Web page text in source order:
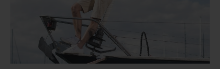
COLORED CERAMIC
SERVIÇIOS EXCLUSIVOS